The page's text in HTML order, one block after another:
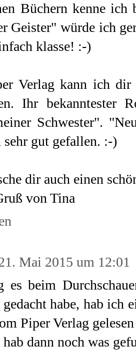
Büchern kenne ich
Geister" würde ich
klasse! :-)
Verlag kann ich
Ihr bekanntester
Schwester".
sehr gut gefallen. :-)
dir auch einen
von Tina
Mai 2015 um 12:01
es beim
habe, hab ich
Piper Verlag
dann noch was